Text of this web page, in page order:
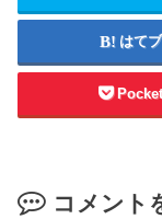
はてブ
コメント